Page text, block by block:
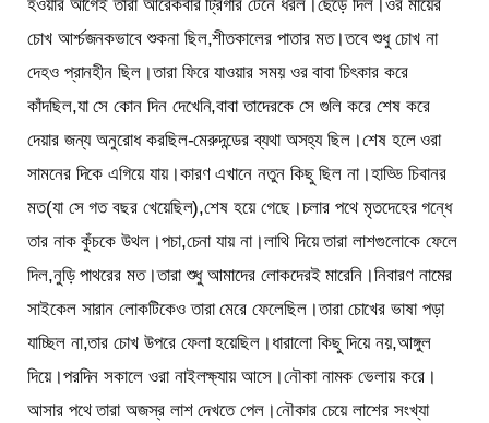
হওয়ার আগেই তারা আরেকবার ট্রিগার টেনে ধরল।ছেঁড়ে দিল।ওর মায়ের
চোখ আর্শ্চজনকভাবে শুকনা ছিল,শীতকালের পাতার মত।তবে শুধু চোখ না
দেহও প্রানহীন ছিল।তারা ফিরে যাওয়ার সময় ওর বাবা চিৎকার করে
কাঁদছিল,যা সে কোন দিন দেখেনি,বাবা তাদেরকে সে গুলি করে শেষ করে
দেয়ার জন্য অনুরোধ করছিল-মেরুদন্ডের ব্যথা অসহ্য ছিল।শেষ হলে ওরা
সামনের দিকে এগিয়ে যায়।কারণ এখানে নতুন কিছু ছিল না।হাড্ডি চিবানর
মত(যা সে গত বছর খেয়েছিল),শেষ হয়ে গেছে।চলার পথে মৃতদেহের গন্ধে
তার নাক কুঁচকে উথল।পচা,চেনা যায় না।লাথি দিয়ে তারা লাশগুলোকে ফেলে
দিল,নুড়ি পাথরের মত।তারা শুধু আমাদের লোকদেরই মারেনি।নিবারণ নামের
সাইকেল সারান লোকটিকেও তারা মেরে ফেলেছিল।তারা চোখের ভাষা পড়া
যাচ্ছিল না,তার চোখ উপরে ফেলা হয়েছিল।ধারালো কিছু দিয়ে নয়,আঙ্গুল
দিয়ে।পরদিন সকালে ওরা নাইলক্ষ্যায় আসে।নৌকা নামক ভেলায় করে।
আসার পথে তারা অজস্র লাশ দেখতে পেল।নৌকার চেয়ে লাশের সংখ্যা